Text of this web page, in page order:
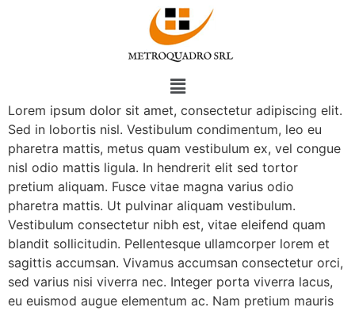
Lorem ipsum dolor sit amet, consectetur adipiscing elit.
Sed in lobortis nisl. Vestibulum condimentum, leo eu
pharetra mattis, metus quam vestibulum ex, vel congue
nisl odio mattis ligula. In hendrerit elit sed tortor
pretium aliquam. Fusce vitae magna varius odio
pharetra mattis. Ut pulvinar aliquam vestibulum.
Vestibulum consectetur nibh est, vitae eleifend quam
blandit sollicitudin. Pellentesque ullamcorper lorem et
sagittis accumsan. Vivamus accumsan consectetur orci,
sed varius nisi viverra nec. Integer porta viverra lacus,
eu euismod augue elementum ac. Nam pretium mauris